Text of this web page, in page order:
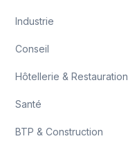
Industrie
Conseil
Hôtellerie & Restauration
Santé
BTP & Construction